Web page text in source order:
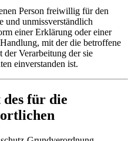
Person freiwillig für den
und unmissverständlich
einer Erklärung oder einer
mit der die betroffene
der Verarbeitung der sie
einverstanden ist.
für die